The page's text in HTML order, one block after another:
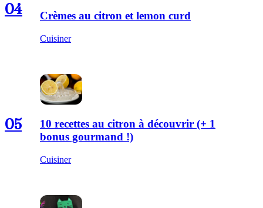
04 Crèmes au citron et lemon curd
Cuisiner
05
10 recettes au citron à découvrir (+ 1
bonus gourmand !)
Cuisiner